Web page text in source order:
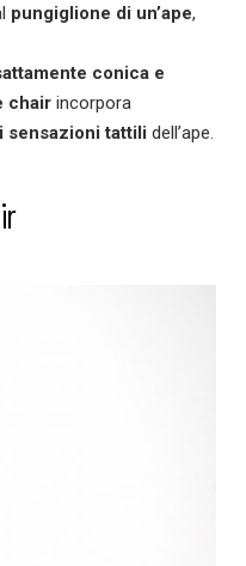
pungiglione di un’ape,
conica e
chair incorpora
sensazioni tattili dell’ape.